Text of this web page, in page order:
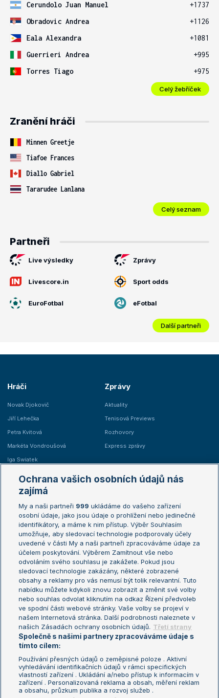
Cerundolo Juan Manuel
+1737
Obradovic Andrea
+1126
Eala Alexandra
+1081
Guerrieri Andrea
+995
Torres Tiago
+975
Celý žebříček
Zranění hráči
Minnen Greetje
Tiafoe Frances
Diallo Gabriel
Tararudee Lanlana
Celý seznam
Partneři
Live výsledky Zprávy
Livescore.in Sport odds
EuroFotbal eFotbal
Další partneři
Hráči
Novak Djokovič
Jiří Lehečka
Petra Kvitová
Markéta Vondroušová
Iga Swiatek
Zprávy
Aktuality
Tenisová Previews
Rozhovory
Express zprávy
Žebříčky
Žebříček ATP (muži)
Žebříček WTA (ženy)
Sázkařský žebříček
Australian Open
French Open
Wimbledon
US Open
Turnaj mistrů
Turnaj mistryň
Aktualní trendy
Fotbalové přestupy
Livesport Daily
LS Prague Open
Podmínky užití
Nastavení soukromí
GDPR a žurnalistika
Reklama
Informace o zpracování osobních
Ochrana vašich osobních údajů nás
zajímá
My a naši partneři 999 ukládáme do vašeho zařízení
osobní údaje, jako jsou údaje o prohlížení nebo jedinečné
identifikátory, a máme k nim přístup. Výběr Souhlasím
umožňuje, aby sledovací technologie podporovaly účely
uvedené v části My a naši partneři zpracováváme údaje za
účelem poskytování. Výběrem Zamítnout vše nebo
odvoláním svého souhlasu je zakážete. Pokud jsou
sledovací technologie zakázány, některé zobrazené
obsahy a reklamy pro vás nemusí být tolik relevantní. Tuto
nabídku můžete kdykoli znovu zobrazit a změnit své volby
nebo souhlas odvolat kliknutím na odkaz Řízení předvoleb
ve spodní části webové stránky. Vaše volby se projeví v
našem Internetová stránka. Další podrobnosti naleznete v
našich Zásadách ochrany osobních údajů. Třetí strany
Společně s našimi partnery zpracováváme údaje s
tímto cílem:
Používání přesných údajů o zeměpisné poloze . Aktivní
vyhledávání identifikačních údajů v rámci specifických
vlastností zařízení . Ukládání a/nebo přístup k informacím v
zařízení . Personalizovaná reklama a obsah, měření reklam
a obsahu, průzkum publika a rozvoj služeb .